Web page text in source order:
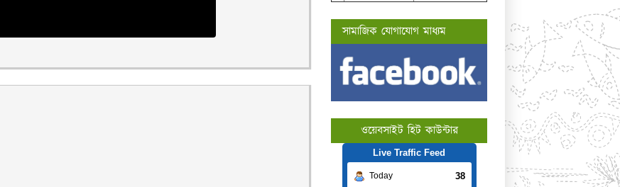
সামাজিক যোগাযোগ মাধ্যম
ওয়েবসাইট হিট কাউন্টার
Live Traffic Feed
Today 38